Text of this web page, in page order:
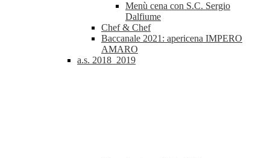
Menù cena con S.C. Sergio
Dalfiume
Chef & Chef
Baccanale 2021: apericena IMPERO
AMARO
a.s. 2018_2019